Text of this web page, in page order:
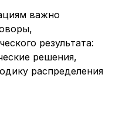
важно
результата:
решения,
распределения